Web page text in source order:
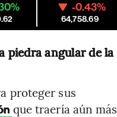
-0.43%
64,758.69
piedra angular de la
proteger sus
que traería aún más